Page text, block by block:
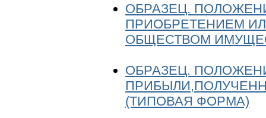
ОБРАЗЕЦ.
ПРИОБРЕТЕНИЕМ
ОБЩЕСТВОМ
ОБРАЗЕЦ.
(ТИПОВАЯ ФОРМА)